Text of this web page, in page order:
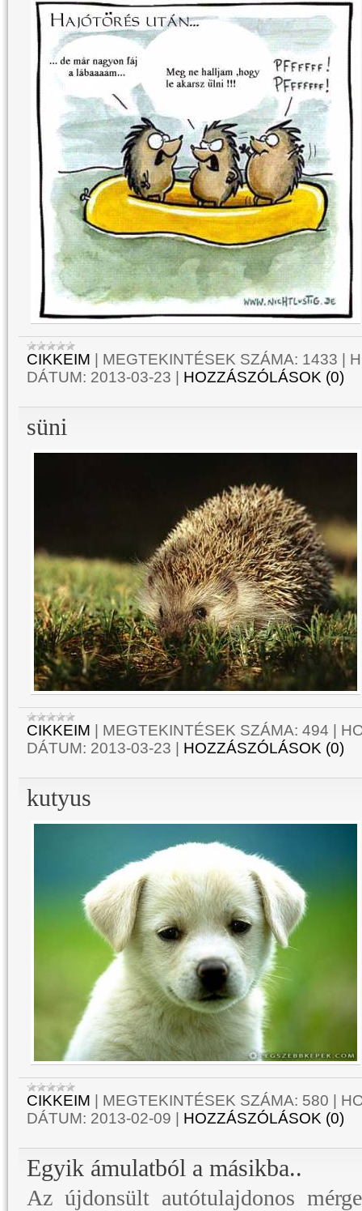
CIKKEIM MEGTEKINTÉSEK SZÁMA: 1433
DÁTUM: 2013-03-23 HOZZÁSZÓLÁSOK (0)
süni
CIKKEIM MEGTEKINTÉSEK SZÁMA: 494
DÁTUM: 2013-03-23 HOZZÁSZÓLÁSOK (0)
kutyus
CIKKEIM MEGTEKINTÉSEK SZÁMA: 580
DÁTUM: 2013-02-09 HOZZÁSZÓLÁSOK (0)
Egyik ámulatból a másikba..
Az újdonsült autótulajdonos